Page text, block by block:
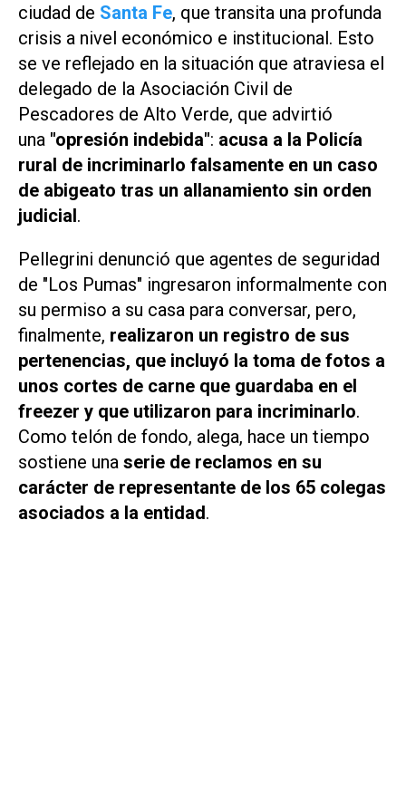
ciudad de Santa Fe, que transita una profunda
crisis a nivel económico e institucional. Esto
se ve reflejado en la situación que atraviesa el
delegado de la Asociación Civil de
Pescadores de Alto Verde, que advirtió
una "opresión indebida": acusa a la Policía
rural de incriminarlo falsamente en un caso
de abigeato tras un allanamiento sin orden
judicial.
Pellegrini denunció que agentes de seguridad
de "Los Pumas" ingresaron informalmente con
su permiso a su casa para conversar, pero,
finalmente, realizaron un registro de sus
pertenencias, que incluyó la toma de fotos a
unos cortes de carne que guardaba en el
freezer y que utilizaron para incriminarlo.
Como telón de fondo, alega, hace un tiempo
sostiene una serie de reclamos en su
carácter de representante de los 65 colegas
asociados a la entidad.